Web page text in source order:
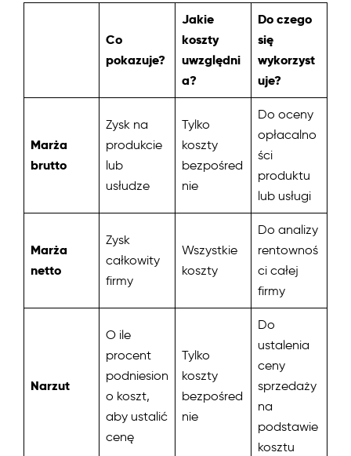
Co
pokazuje?
Jakie
koszty
uwzględni
a?
Do czego
się
wykorzyst
uje?
Marża
brutto
Zysk na
produkcie
lub
usłudze
Tylko
koszty
bezpośred
nie
Do oceny
opłacalno
ści
produktu
lub usługi
Marża
netto
Zysk
całkowity
firmy
Wszystkie
koszty
Do analizy
rentownoś
ci całej
firmy
Narzut
O ile
procent
podniesion
o koszt,
aby ustalić
cenę
Tylko
koszty
bezpośred
nie
Do
ustalenia
ceny
sprzedaży
na
podstawie
kosztu